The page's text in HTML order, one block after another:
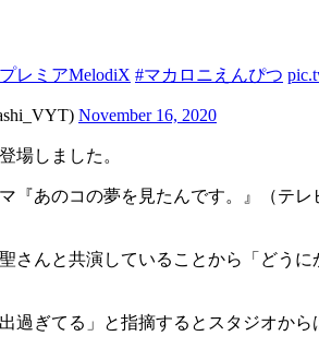
レミアMelodiX #マカロニえんぴつ
November 16, 2020
場しました。
『あのコの夢を見たんです。』（テ
さんと共演していることから「どう
過ぎてる」と指摘するとスタジオから